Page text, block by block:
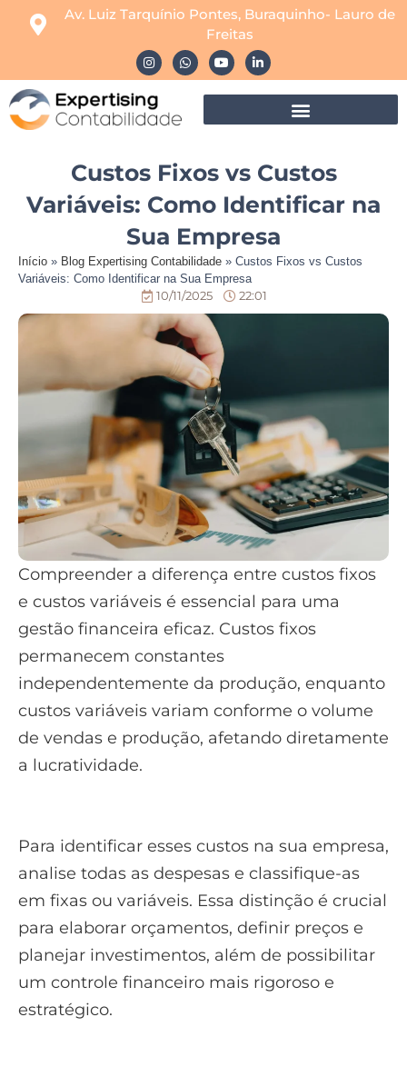
Av. Luiz Tarquínio Pontes, Buraquinho- Lauro de
Freitas
Custos Fixos vs Custos
Variáveis: Como Identificar na
Sua Empresa
Início » Blog Expertising Contabilidade » Custos Fixos vs Custos
Variáveis: Como Identificar na Sua Empresa
10/11/2025 22:01
Compreender a diferença entre custos fixos
e custos variáveis é essencial para uma
gestão financeira eficaz. Custos fixos
permanecem constantes
independentemente da produção, enquanto
custos variáveis variam conforme o volume
de vendas e produção, afetando diretamente
a lucratividade.
Para identificar esses custos na sua empresa,
analise todas as despesas e classifique-as
em fixas ou variáveis. Essa distinção é crucial
para elaborar orçamentos, definir preços e
planejar investimentos, além de possibilitar
um controle financeiro mais rigoroso e
estratégico.